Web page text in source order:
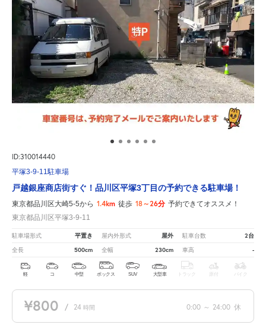
ID:310014440
平塚3-9-11駐車場
戸越銀座商店街すぐ！品川区平塚3丁目の予約できる駐車場！
東京都品川区大崎5-5から 1.4km 徒歩 18～26分 予約できてオススメ！
東京都品川区平塚3-9-11
駐車場形式 平置き 屋内外形式 屋外 駐車台数 2台
全長 500cm 全幅 230cm 車高 -
軽 コ 中型 ボックス SUV 大型車 トラック 原付 バイク
¥800 / 24 時間 0:00 ～ 24:00 休